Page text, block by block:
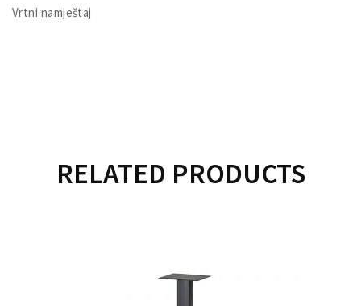
Vrtni namještaj
RELATED PRODUCTS